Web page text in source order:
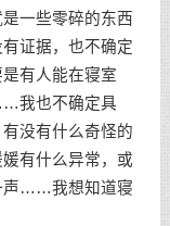
一些零碎的东西
证据，也不确定
有人能在寝室
我也不确定具
没有什么奇怪的
有什么异常，或
声……我想知道寝